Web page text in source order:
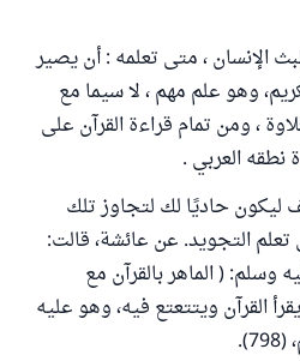
الإنسان ، متى تعلمه : أن يصير
وهو علم مهم ، لا سيما مع
، ومن تمام قراءة القرآن على
نطقه العربي .
ليكون حاديًا لك لتجاوز تلك
التجويد. عن عائشة، قالت:
وسلم: ( الماهر بالقرآن مع
القرآن ويتتعتع فيه، وهو عليه